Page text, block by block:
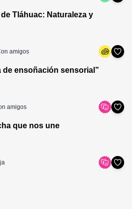
Tláhuac: Naturaleza y
amigos
de ensoñación sensorial”
amigos
que nos une